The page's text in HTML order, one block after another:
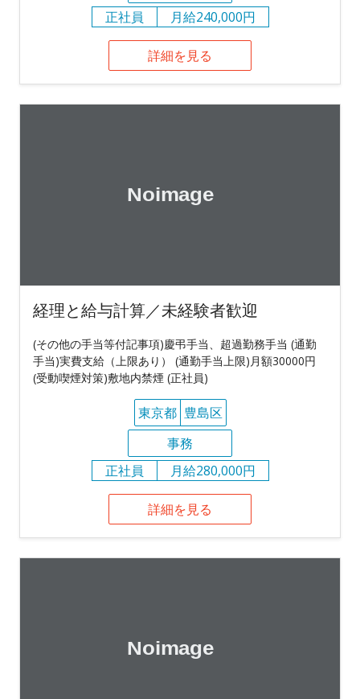
正社員
月給240,000円
詳細を見る
経理と給与計算／未経験者歓迎
(その他の手当等付記事項)慶弔手当、超過勤務手当 (通勤
手当)実費支給（上限あり） (通勤手当上限)月額30000円
(受動喫煙対策)敷地内禁煙 (正社員)
東京都 豊島区
事務
正社員
月給280,000円
詳細を見る